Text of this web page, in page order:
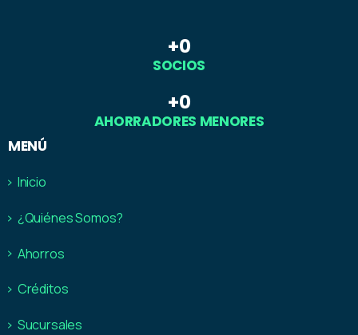
+0
SOCIOS
+0
AHORRADORES MENORES
MENÚ
Inicio
¿Quiénes Somos?
Ahorros
Créditos
Sucursales